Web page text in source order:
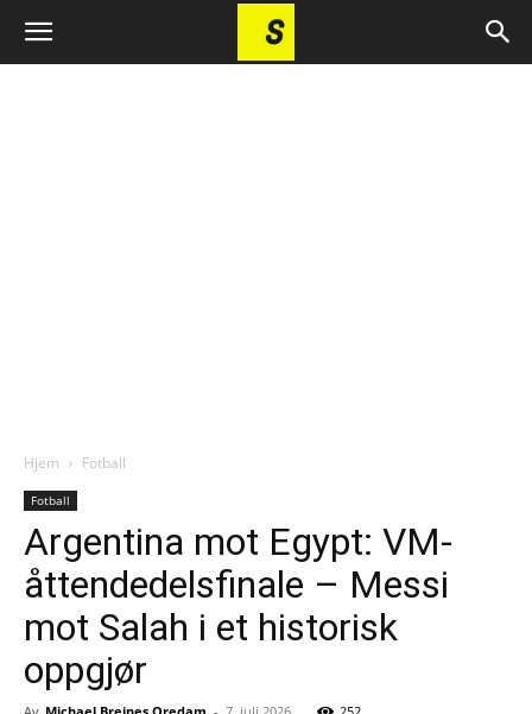
Hjem Fotball
Fotball
Argentina mot Egypt: VM-
åttendedelsfinale – Messi
mot Salah i et historisk
oppgjør